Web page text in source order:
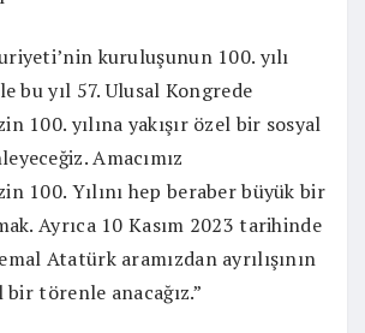
kuruluşunun 100. yılı
bu yıl 57. Ulusal Kongrede
100. yılına yakışır özel bir sosyal
Amacımız
100. Yılını hep beraber büyük bir
Ayrıca 10 Kasım 2023 tarihinde
Atatürk aramızdan ayrılışının
bir törenle anacağız.”